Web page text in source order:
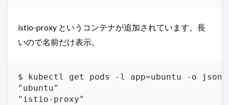
istio-proxy というコンテナが追加されています。長
いので名前だけ表示。
$ kubectl get pods -l app=ubuntu -o
"ubuntu"
"istio-proxy"